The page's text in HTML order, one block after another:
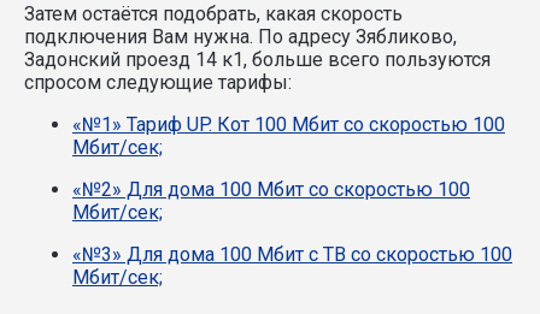
Затем остаётся подобрать, какая скорость
подключения Вам нужна. По адресу Зябликово,
Задонский проезд 14 к1, больше всего пользуются
спросом следующие тарифы:
«№1» Тариф UP. Кот 100 Мбит со скоростью 100
Мбит/сек;
«№2» Для дома 100 Мбит со скоростью 100
Мбит/сек;
«№3» Для дома 100 Мбит с ТВ со скоростью 100
Мбит/сек;